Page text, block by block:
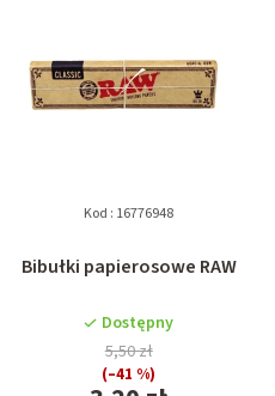
Bibułki papierosowe RAW
Dostępny
5,50 zł
(–41 %)
Kod : 16776948